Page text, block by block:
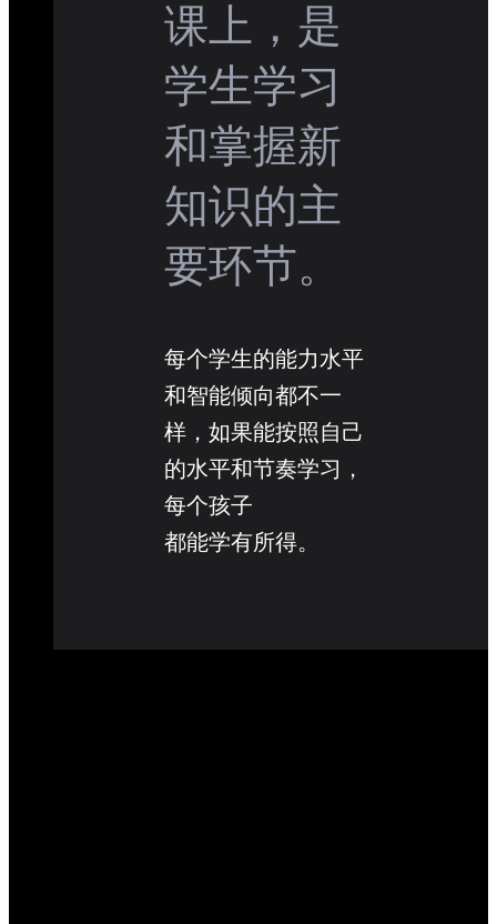
课上，是
学生学习
和掌握新
知识的主
要环节。
每个学生的能力水平
和智能倾向都不一
样，如果能按照自己
的水平和节奏学习，
每个孩子
都能学有所得。